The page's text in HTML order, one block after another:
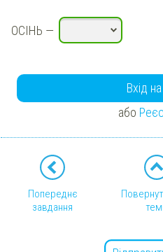
ОСІНЬ —
Вхід
або
Попереднє
завдання